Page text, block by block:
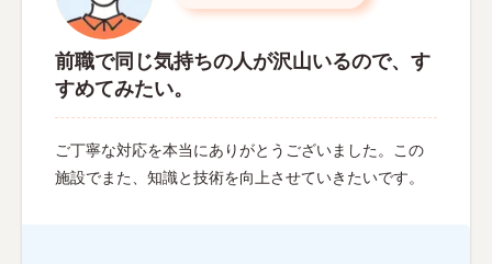
前職で同じ気持ちの人が沢山いるので、す
すめてみたい。
ご丁寧な対応を本当にありがとうございました。この
施設でまた、知識と技術を向上させていきたいです。